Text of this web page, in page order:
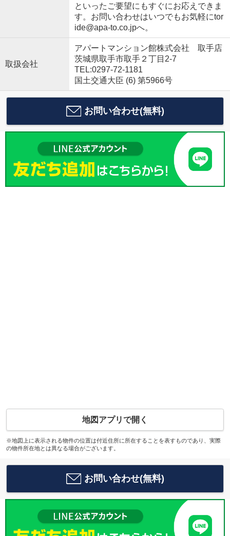
といったご要望にもすぐにお応えできま
す。お問い合わせはいつでもお気軽にtor
ide@apa-to.co.jpへ。
取扱会社
アパートマンション館株式会社 取手店
茨城県取手市取手２丁目2-7
TEL:0297-72-1181
国土交通大臣 (6) 第5966号
お問い合わせ(無料)
地図アプリで開く
※地図上に表示される物件の位置は付近住所に所在することを表すものであり、実際
の物件所在地とは異なる場合がございます。
お問い合わせ(無料)